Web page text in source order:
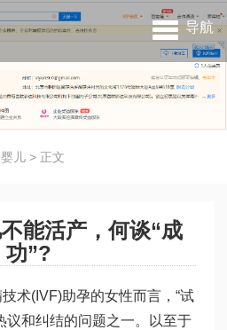
导航
儿 > 正文
能活产，何谈“成
功”?
术(IVF)助孕的女性而言，“试
议和纠结的问题之一。以至于